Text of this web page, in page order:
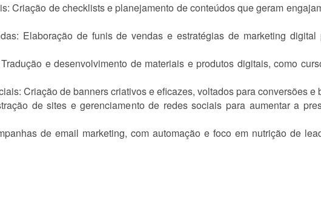
Criação de checklists e planejamento de conteúdos que geram
Elaboração de funis de vendas e estratégias de marketing digital
e desenvolvimento de materiais e produtos digitais, como
Criação de banners criativos e eficazes, voltados para conversões e
de sites e gerenciamento de redes sociais para aumentar a
de email marketing, com automação e foco em nutrição de